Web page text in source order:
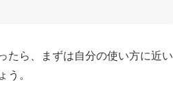
たら、まずは自分の使い方に近い
う。